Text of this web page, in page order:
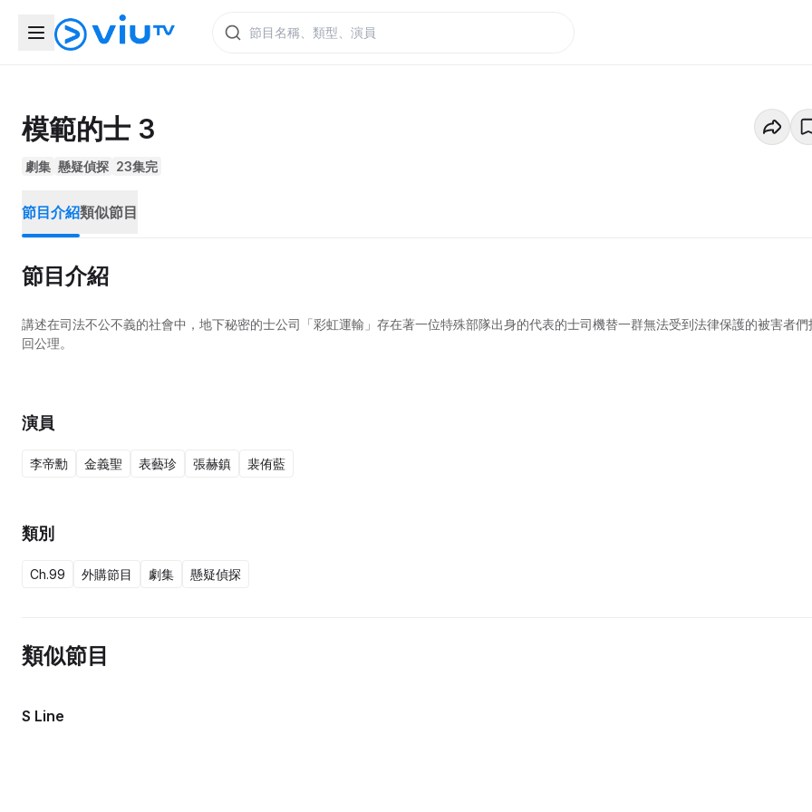
模範的士 3
劇集 懸疑偵探 23集完
節目介紹類似節目
節目介紹
講述在司法不公不義的社會中，地下秘密的士公司「彩虹運輸」存在著一位特殊部隊出身的代表的士司機替一群無法受到法律保護的被害者們
回公理。
演員
李帝勳 金義聖 表藝珍 張赫鎮 裴侑藍
類別
Ch.99 外購節目 劇集 懸疑偵探
類似節目
S Line